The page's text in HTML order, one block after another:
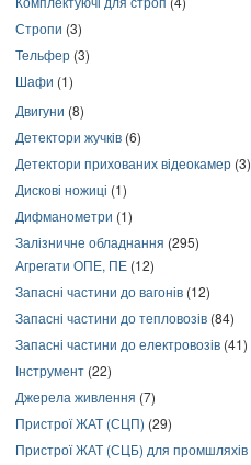
Стропи (3)
Тельфер (3)
Шафи (1)
Двигуни (8)
Детектори жучків (6)
Детектори прихованих відеокамер (3)
Дискові ножиці (1)
Дифманометри (1)
Залізничне обладнання (295)
Агрегати ОПЕ, ПЕ (12)
Запасні частини до вагонів (12)
Запасні частини до тепловозів (84)
Запасні частини до електровозів (41)
Інструмент (22)
Джерела живлення (7)
Пристрої ЖАТ (СЦП) (29)
Пристрої ЖАТ (СЦБ) для промшляхів